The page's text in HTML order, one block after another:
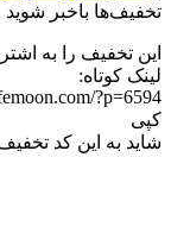
تخفیف‌ها باخبر
این تخفیف را به
لینک کوتاه:
?p=6594
کپی
شاید به این کد